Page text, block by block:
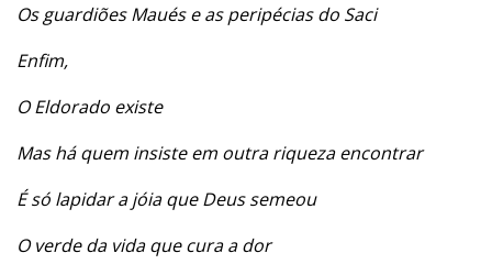
Os guardiões Maués e as peripécias do Saci
Enfim,
O Eldorado existe
Mas há quem insiste em outra riqueza encontrar
É só lapidar a jóia que Deus semeou
O verde da vida que cura a dor